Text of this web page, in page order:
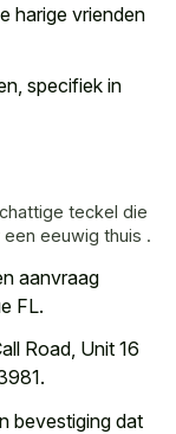
harige vrienden
specifiek in
teckel die
eeuwig thuis .
aanvraag
FL.
Road, Unit 16
bevestiging dat